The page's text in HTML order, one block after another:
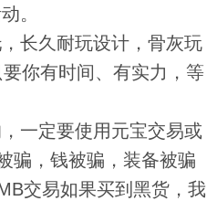
。
长久耐玩设计，骨灰玩
你有时间、有实力，等
一定要使用元宝交易或
骗，钱被骗，装备被骗
交易如果买到黑货，我